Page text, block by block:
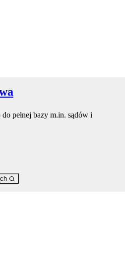
pełnej bazy m.in. sądów i